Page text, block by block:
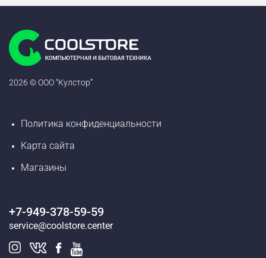
2026 © ООО “Кулстор”
Политика конфиденциальности
Карта сайта
Магазины
+7-949-378-59-59
service@coolstore.center